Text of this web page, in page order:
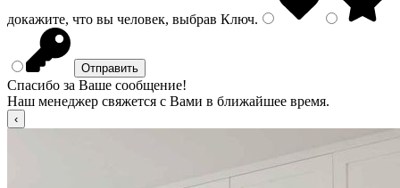
докажите, что вы человек, выбрав Ключ.
Спасибо за Ваше сообщение!
Наш менеджер свяжется с Вами в ближайшее время.